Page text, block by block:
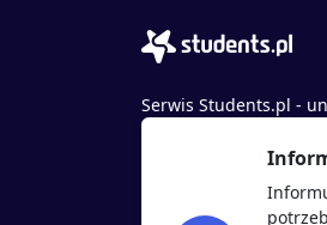
Serwis Students.pl -
© 2026 - Wszelkie
ul. Sybiraków 54, 37-